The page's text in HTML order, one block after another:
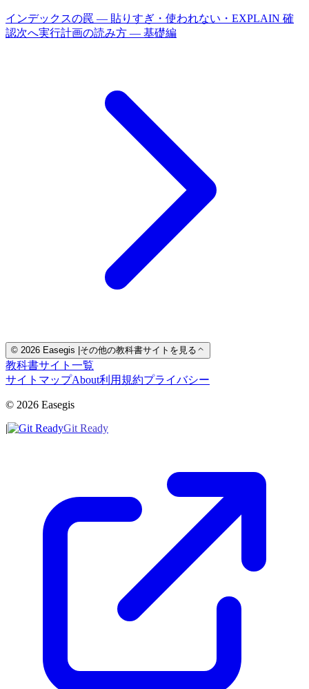
インデックスの罠 — 貼りすぎ・使われない・EXPLAIN 確
認次へ実行計画の読み方 — 基礎編
© 2026 Easegis その他の教科書サイトを見る
教科書サイト一覧
サイトマップAbout利用規約プライバシー
© 2026 Easegis
|
Git Ready